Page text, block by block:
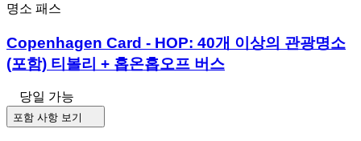
명소 패스
Copenhagen Card - HOP: 40개 이상의 관광명소
(포함) 티볼리 + 홉온홉오프 버스
당일 가능
포함 사항 보기